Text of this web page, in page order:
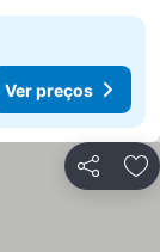
Ver preços
Partilhar